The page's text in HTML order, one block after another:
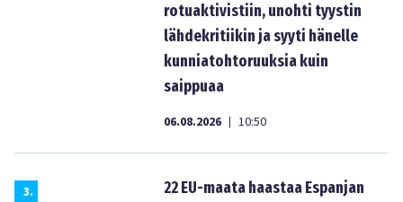
rotuaktivistiin, unohti tyystin
lähdekritiikin ja syyti hänelle
kunniatohtoruuksia kuin
saippuaa
06.08.2026 | 10:50
3.
22 EU-maata haastaa Espanjan